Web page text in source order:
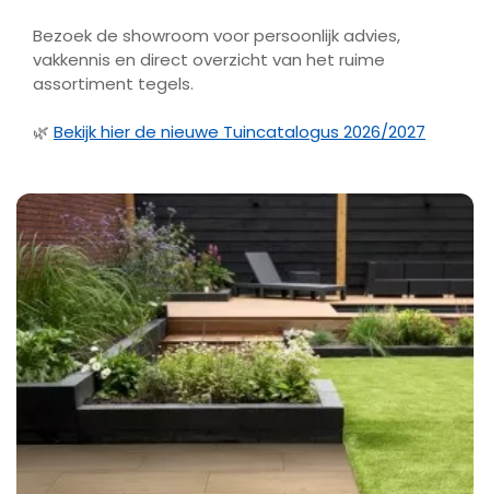
Bezoek de showroom voor persoonlijk advies,
vakkennis en direct overzicht van het ruime
assortiment tegels.
🌿 Bekijk hier de nieuwe Tuincatalogus 2026/2027